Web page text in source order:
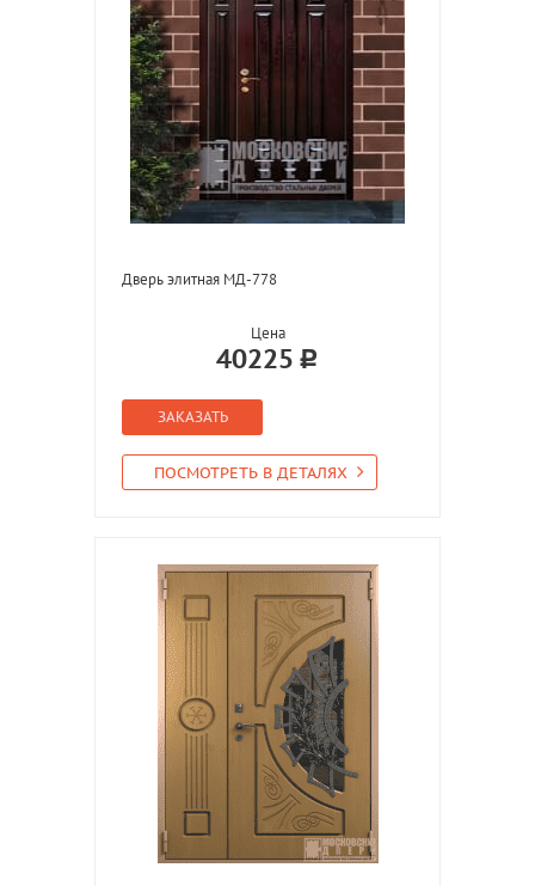
Дверь элитная МД-778
Цена
40225
ЗАКАЗАТЬ
ПОСМОТРЕТЬ В ДЕТАЛЯХ